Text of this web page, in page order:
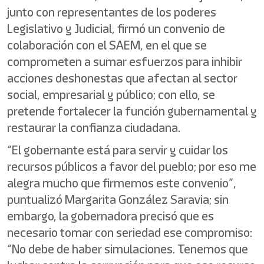
junto con representantes de los poderes
Legislativo y Judicial, firmó un convenio de
colaboración con el SAEM, en el que se
comprometen a sumar esfuerzos para inhibir
acciones deshonestas que afectan al sector
social, empresarial y público; con ello, se
pretende fortalecer la función gubernamental y
restaurar la confianza ciudadana.
“El gobernante está para servir y cuidar los
recursos públicos a favor del pueblo; por eso me
alegra mucho que firmemos este convenio”,
puntualizó Margarita González Saravia; sin
embargo, la gobernadora precisó que es
necesario tomar con seriedad ese compromiso:
“No debe de haber simulaciones. Tenemos que